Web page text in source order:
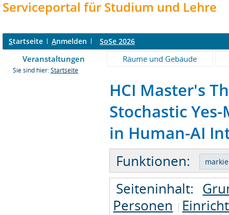
Serviceportal für Studium und Lehre
Startseite Anmelden SoSe 2026
Veranstaltungen Räume und Gebäude
Sie sind hier: Startseite
HCI Master's
Stochastic
in Human-AI
Funktionen:
Seiteninhalt:
Personen